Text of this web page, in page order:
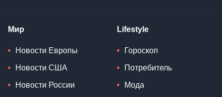
Мир
Новости Европы
Новости США
Новости России
Lifestyle
Гороскоп
Потребитель
Мода